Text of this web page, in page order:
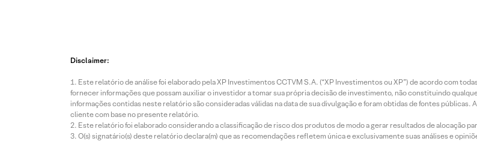
Disclaimer:
Este relatório de análise foi elaborado pela XP Investimentos CCTVM S.A. (“XP Investimentos ou XP”) de acordo com
fornecer informações que possam auxiliar o investidor a tomar sua própria decisão de investimento, não constituindo
informações contidas neste relatório são consideradas válidas na data de sua divulgação e foram obtidas de fontes
cliente com base no presente relatório.
Este relatório foi elaborado considerando a classificação de risco dos produtos de modo a gerar resultados de alocação
O(s) signatário(s) deste relatório declara(m) que as recomendações refletem única e exclusivamente suas análises e